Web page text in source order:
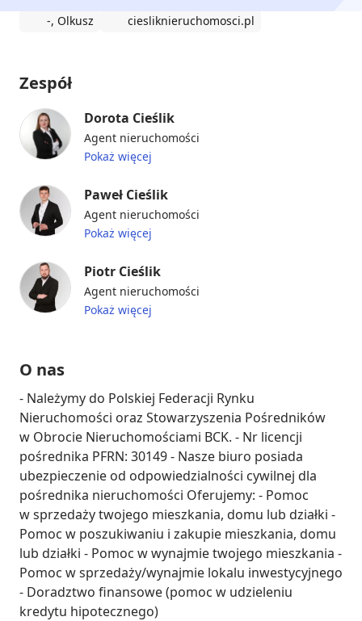
-, Olkusz ciesliknieruchomosci.pl
Zespół
Dorota Cieślik
Agent nieruchomości
Pokaż więcej
Paweł Cieślik
Agent nieruchomości
Pokaż więcej
Piotr Cieślik
Agent nieruchomości
Pokaż więcej
O nas
- Należymy do Polskiej Federacji Rynku
Nieruchomości oraz Stowarzyszenia Pośredników
w Obrocie Nieruchomościami BCK. - Nr licencji
pośrednika PFRN: 30149 - Nasze biuro posiada
ubezpieczenie od odpowiedzialności cywilnej dla
pośrednika nieruchomości Oferujemy: - Pomoc
w sprzedaży twojego mieszkania, domu lub działki -
Pomoc w poszukiwaniu i zakupie mieszkania, domu
lub działki - Pomoc w wynajmie twojego mieszkania -
Pomoc w sprzedaży/wynajmie lokalu inwestycyjnego
- Doradztwo finansowe (pomoc w udzieleniu
kredytu hipotecznego)